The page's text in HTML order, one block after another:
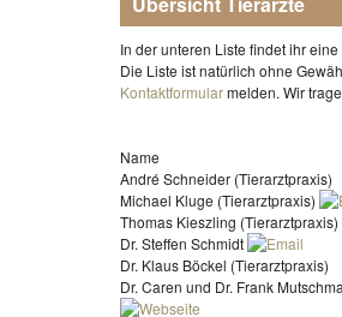
In der unteren Liste findet ihr
Die Liste ist natürlich ohne
Kontaktformularmelden. Wir
Name
André Schneider (Tierarztpraxis)
Michael Kluge (Tierarztpraxis)
Thomas Kieszling (Tierarztpraxis)
Dr. Steffen Schmidt
Dr. Klaus Böckel (Tierarztpraxis)
Dr. Caren und Dr. Frank